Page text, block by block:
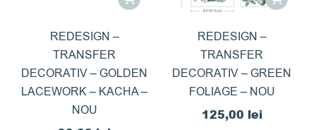
REDESIGN –
TRANSFER
DECORATIV – GOLDEN
LACEWORK – KACHA –
NOU
REDESIGN –
TRANSFER
DECORATIV – GREEN
FOLIAGE – NOU
125,00 lei